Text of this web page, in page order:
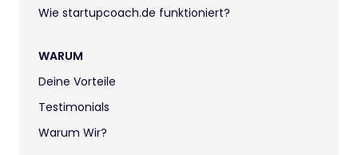
Wie startupcoach.de funktioniert?
WARUM
Deine Vorteile
Testimonials
Warum Wir?